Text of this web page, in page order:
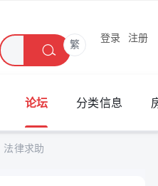
繁
登录 注册
论坛 分类信息
法律求助